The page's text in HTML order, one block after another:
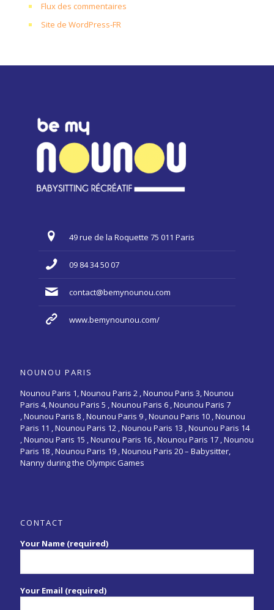
Flux des commentaires
Site de WordPress-FR
49 rue de la Roquette 75 011 Paris
09 84 34 50 07
contact@bemynounou.com
www.bemynounou.com/
NOUNOU PARIS
Nounou Paris 1,Nounou Paris 2 ,Nounou Paris 3,Nounou
Paris 4,Nounou Paris 5 ,Nounou Paris 6 ,Nounou Paris 7
,Nounou Paris 8 ,Nounou Paris 9 ,Nounou Paris 10 ,Nounou
Paris 11 ,Nounou Paris 12 ,Nounou Paris 13 ,Nounou Paris 14
,Nounou Paris 15 ,Nounou Paris 16 , Nounou Paris 17 , Nounou
Paris 18 , Nounou Paris 19 , Nounou Paris 20 – Babysitter,
Nanny during the Olympic Games
CONTACT
Your Name (required)
Your Email (required)